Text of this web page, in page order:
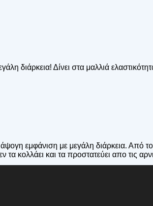
διάρκεια! Δίνει στα μαλλιά
εμφάνιση με μεγάλη διάρκεια. Από
κολλάει και τα προστατεύει απο τις